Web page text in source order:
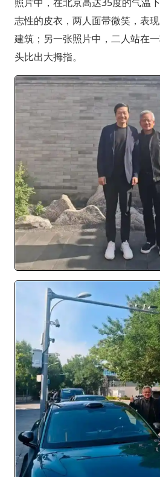
志性的皮衣，两人面带微笑，表
建筑；另一张照片中，二人站在
头比出大拇指。